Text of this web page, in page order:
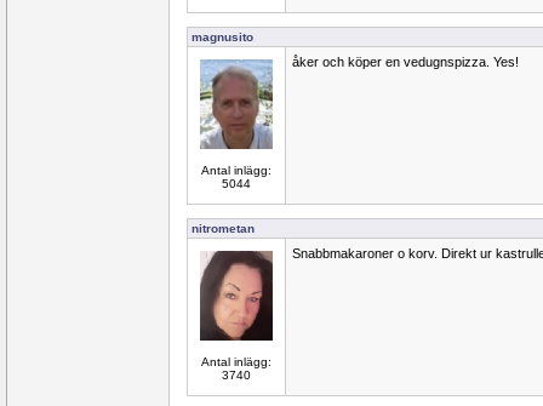
magnusito
Antal inlägg:
5044
åker och köper en vedugnspizza. Yes!
nitrometan
Antal inlägg:
3740
Snabbmakaroner o korv. Direkt ur